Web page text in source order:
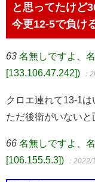
と思ってたけど
今更12-5で負け
63 名無しですよ、
[133.106.47.242])
：
クロエ連れて13-1は
ただ後衛がいないと
66 名無しですよ、
[106.155.5.3])
：